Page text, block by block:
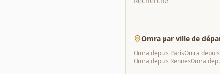
Omra par ville de
Omra depuis ParisOmra
Omra depuis RennesOmra